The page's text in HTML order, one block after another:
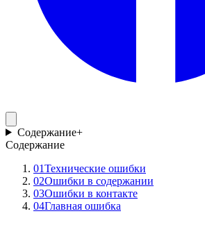
Содержание+
Содержание
01Технические ошибки
02Ошибки в содержании
03Ошибки в контакте
04Главная ошибка